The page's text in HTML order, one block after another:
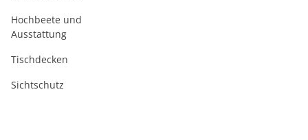
Hochbeete und
Ausstattung
Tischdecken
Sichtschutz